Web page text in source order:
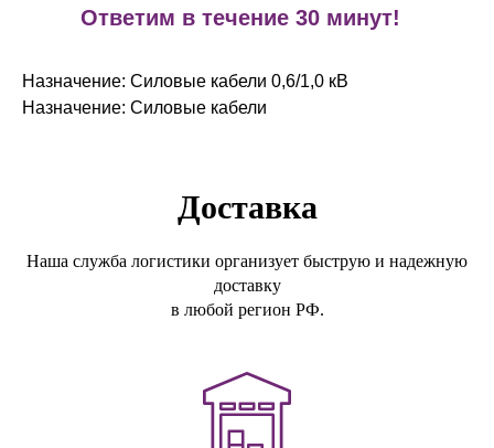
Ответим в течение 30 минут!
Назначение: Силовые кабели 0,6/1,0 кВ
Назначение: Силовые кабели
Доставка
Наша служба логистики организует быструю и надежную
доставку
в любой регион РФ.